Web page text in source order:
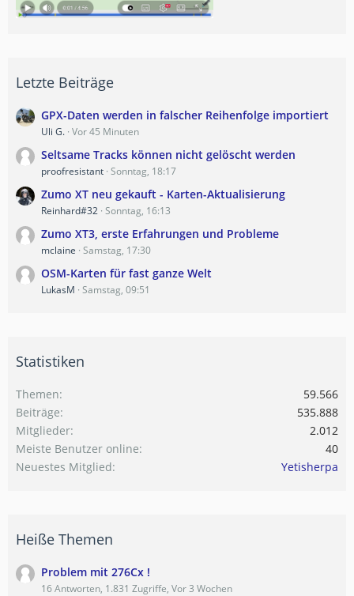
Letzte Beiträge
GPX-Daten werden in falscher Reihenfolge importiert
Uli G. Vor 45 Minuten
Seltsame Tracks können nicht gelöscht werden
proofresistant Sonntag, 18:17
Zumo XT neu gekauft - Karten-Aktualisierung
Reinhard#32 Sonntag, 16:13
Zumo XT3, erste Erfahrungen und Probleme
mclaine Samstag, 17:30
OSM-Karten für fast ganze Welt
LukasM Samstag, 09:51
Statistiken
Themen
59.566
Beiträge
535.888
Mitglieder
2.012
Meiste Benutzer online
40
Neuestes Mitglied
Yetisherpa
Heiße Themen
Problem mit 276Cx !
16 Antworten, 1.831 Zugriffe, Vor 3 Wochen